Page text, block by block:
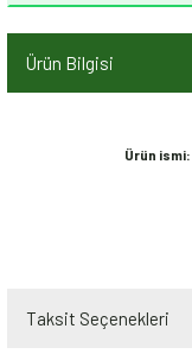
Ürün Bilgisi
Ürün ismi:
Taksit Seçenekleri